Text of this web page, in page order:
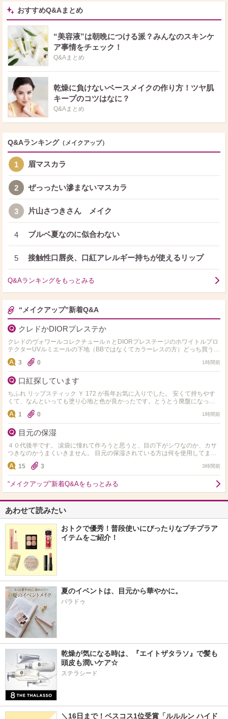
おすすめQ&Aまとめ
“美容液”は朝晩につける派？みんなのスキンケ
ア事情をチェック！
Q&Aまとめ
乾燥に負けないベースメイクの作り方！ツヤ肌
キープのコツはなに？
Q&Aまとめ
Q&Aランキング （メイクアップ）
1 眉マスカラ
2 ぜっったい滲まないマスカラ
3 片山さつきさん メイク
4 ブルベ夏なのに似合わない
5 接触性口唇炎、口紅アレルギー持ちが使えるリップ
Q&Aランキングをもっとみる
“メイクアップ”新着Q&A
クレドかDIORプレステか
クレドのヴォワールコレクチュールｎとDIORプレステージのホワイトルプロ
テクターUVルミエールの下地（BBではなくてカラーレスの方）どっち買うか
3 0 1時間前
口紅探しています
ちふれ リップスティック Ｙ 172 が長年お気に入りでした。 安くて持ちやす
くて、なんといっても塗り心地と色が良かったです。とうとう廃盤になって
1 0 1時間前
目元の保湿
４０代後半です。 涙袋に憧れて作ろうと思うと、目の下がシワなのか、カサ
つきなのかうまくいきません。 目元の保湿されている方は何を使用してます
か？ ちなみに、朝はポーラのアイクリーム塗ってます…
15 3 3時間前
“メイクアップ”新着Q&Aをもっとみる
あわせて読みたい
おトクで優秀！普段使いにぴったりなプチプラア
イテムをご紹介！
夏のイベントは、目元から華やかに。
パラドゥ
乾燥が気になる時は、『エイトザタラソ』で髪も
頭皮も潤いケア☆
ステラシード
＼16日まで！ベスコス1位受賞「ルルルン ハイド